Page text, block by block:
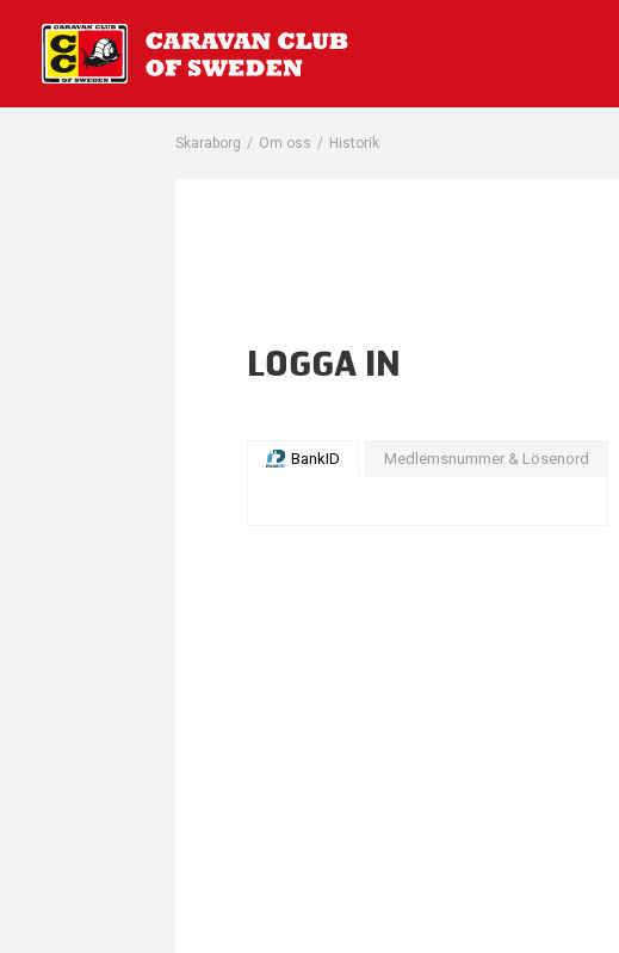
Skaraborg / Om oss / Historik
LOGGA IN
BankID Medlemsnummer & Lösenord